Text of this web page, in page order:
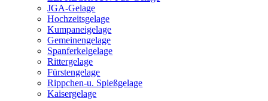
JGA-Gelage
Hochzeitsgelage
Kumpaneigelage
Gemeinengelage
Spanferkelgelage
Rittergelage
Fürstengelage
Rippchen-u. Spießgelage
Kaisergelage